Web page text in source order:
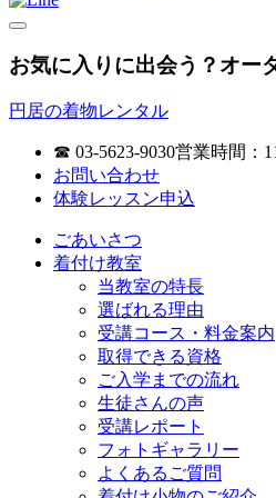
お気に入りに出会う？オー
円居の着物レンタル
☎ 03-5623-9030営業時間：
お問い合わせ
体験レッスン申込
ごあいさつ
着付け教室
当教室の特長
選ばれる理由
受講コース・料金案内
取得できる資格
ご入学までの流れ
生徒さんの声
受講レポート
フォトギャラリー
よくあるご質問